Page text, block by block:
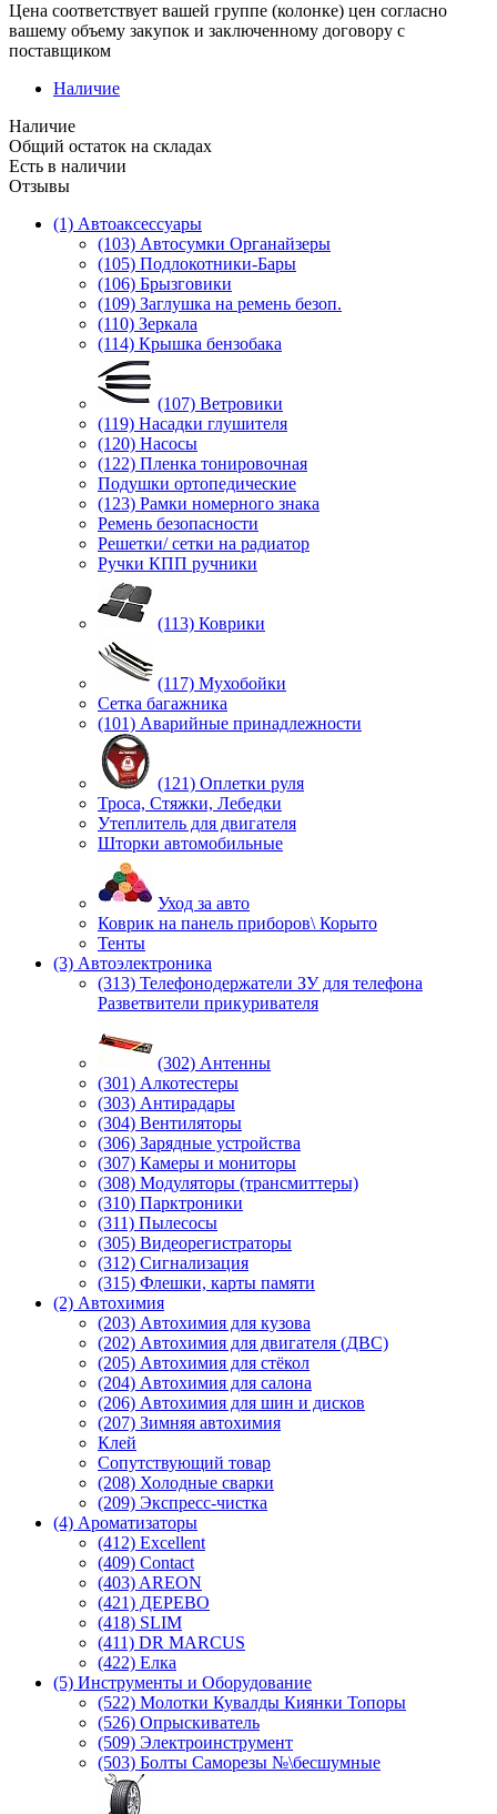
Цена соответствует вашей группе (колонке) цен согласно
вашему объему закупок и заключенному договору с
поставщиком
Наличие
Наличие
Общий остаток на складах
Есть в наличии
Отзывы
(1) Автоаксессуары
(103) Автосумки Органайзеры
(105) Подлокотники-Бары
(106) Брызговики
(109) Заглушка на ремень безоп.
(110) Зеркала
(114) Крышка бензобака
(107) Ветровики
(119) Насадки глушителя
(120) Насосы
(122) Пленка тонировочная
Подушки ортопедические
(123) Рамки номерного знака
Ремень безопасности
Решетки/ сетки на радиатор
Ручки КПП ручники
(113) Коврики
(117) Мухобойки
Сетка багажника
(101) Аварийные принадлежности
(121) Оплетки руля
Троса, Стяжки, Лебедки
Утеплитель для двигателя
Шторки автомобильные
Уход за авто
Коврик на панель приборов\ Корыто
Тенты
(3) Автоэлектроника
(313) Телефонодержатели ЗУ для телефона
Разветвители прикуривателя
(302) Антенны
(301) Алкотестеры
(303) Антирадары
(304) Вентиляторы
(306) Зарядные устройства
(307) Камеры и мониторы
(308) Модуляторы (трансмиттеры)
(310) Парктроники
(311) Пылесосы
(305) Видеорегистраторы
(312) Сигнализация
(315) Флешки, карты памяти
(2) Автохимия
(203) Автохимия для кузова
(202) Автохимия для двигателя (ДВС)
(205) Автохимия для стёкол
(204) Автохимия для салона
(206) Автохимия для шин и дисков
(207) Зимняя автохимия
Клей
Сопутствующий товар
(208) Холодные сварки
(209) Экспреcс-чистка
(4) Ароматизаторы
(412) Excellent
(409) Contact
(403) AREON
(421) ДЕРЕВО
(418) SLIM
(411) DR MARCUS
(422) Елка
(5) Инструменты и Оборудование
(522) Молотки Кувалды Киянки Топоры
(526) Опрыскиватель
(509) Электроинструмент
(503) Болты Саморезы №\бесшумные